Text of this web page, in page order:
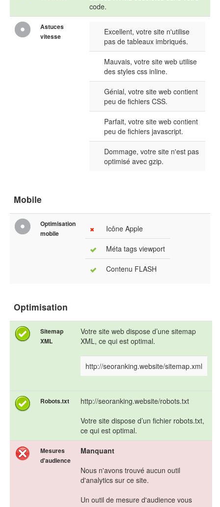
code.
Astuces
vitesse
Excellent, votre site n'utilise
pas de tableaux imbriqués.
Mauvais, votre site web utilise
des styles css inline.
Génial, votre site web contient
peu de fichiers CSS.
Parfait, votre site web contient
peu de fichiers javascript.
Dommage, votre site n'est pas
optimisé avec gzip.
Mobile
Optimisation
mobile
Icône Apple
Méta tags viewport
Contenu FLASH
Optimisation
Sitemap
XML
Votre site web dispose d’une sitemap
XML, ce qui est optimal.
http://seoranking.website/sitemap.xml
Robots.txt
http://seoranking.website/robots.txt
Votre site dispose d’un fichier robots.txt,
ce qui est optimal.
Mesures
d'audience
Manquant
Nous n'avons trouvé aucun outil
d'analytics sur ce site.
Un outil de mesure d'audience vous